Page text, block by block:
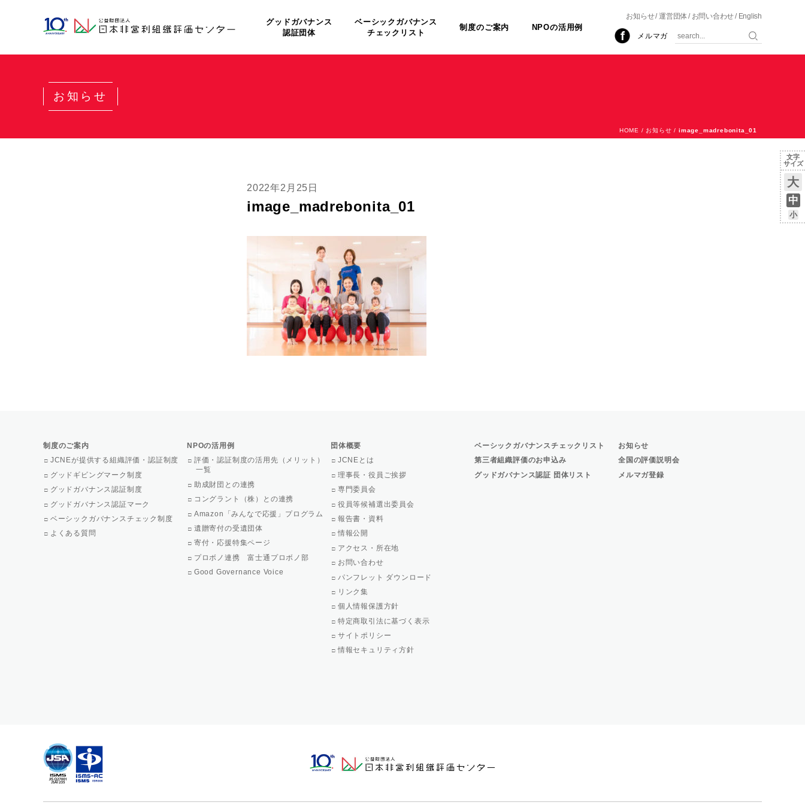
グッドガバナンス
認証団体
ベーシックガバナンス
チェックリスト
制度のご案内 NPOの活用例
お知らせ 運営団体 お問い合わせ English
メルマガ
文字
サイズ
大
中
小
お知らせ
HOME / お知らせ / image_madrebonita_01
2022年2月25日
image_madrebonita_01
制度のご案内
JCNEが提供する組織評価・認証制度
グッドギビングマーク制度
グッドガバナンス認証制度
グッドガバナンス認証マーク
ベーシックガバナンスチェック制度
よくある質問
NPOの活用例
評価・認証制度の活用先（メリット）
一覧
助成財団との連携
コングラント（株）との連携
Amazon「みんなで応援」プログラム
遺贈寄付の受遺団体
寄付・応援特集ページ
プロボノ連携 富士通プロボノ部
Good Governance Voice
団体概要
JCNEとは
理事長・役員ご挨拶
専門委員会
役員等候補選出委員会
報告書・資料
情報公開
アクセス・所在地
お問い合わせ
パンフレット ダウンロード
リンク集
個人情報保護方針
特定商取引法に基づく表示
サイトポリシー
情報セキュリティ方針
ベーシックガバナンスチェックリスト
第三者組織評価のお申込み
グッドガバナンス認証 団体リスト
お知らせ
全国の評価説明会
メルマガ登録